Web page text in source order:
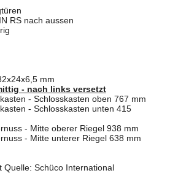
RS nach aussen
mm
- nach links versetzt
- Schlosskasten oben 767 mm
- Schlosskasten unten 415
- Mitte oberer Riegel 938 mm
- Mitte unterer Riegel 638 mm
Quelle: Schüco International